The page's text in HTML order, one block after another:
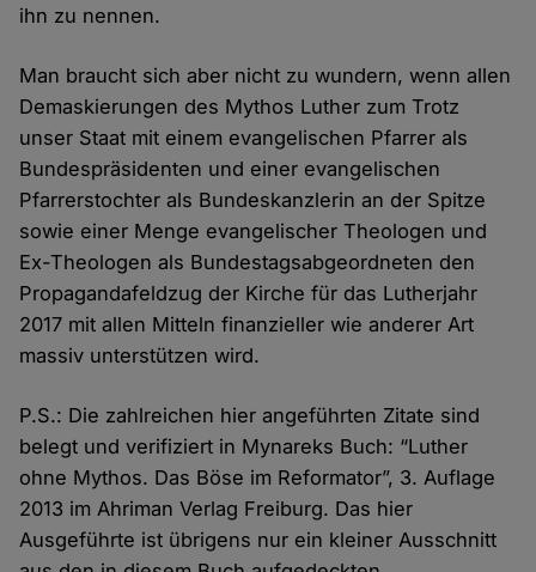
ihn zu nennen.
Man braucht sich aber nicht zu wundern, wenn allen
Demaskierungen des Mythos Luther zum Trotz
unser Staat mit einem evangelischen Pfarrer als
Bundespräsidenten und einer evangelischen
Pfarrerstochter als Bundeskanzlerin an der Spitze
sowie einer Menge evangelischer Theologen und
Ex-Theologen als Bundestagsabgeordneten den
Propagandafeldzug der Kirche für das Lutherjahr
2017 mit allen Mitteln finanzieller wie anderer Art
massiv unterstützen wird.
P.S.: Die zahlreichen hier angeführten Zitate sind
belegt und verifiziert in Mynareks Buch: “Luther
ohne Mythos. Das Böse im Reformator”, 3. Auflage
2013 im Ahriman Verlag Freiburg. Das hier
Ausgeführte ist übrigens nur ein kleiner Ausschnitt